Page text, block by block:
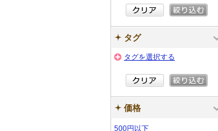
タグ
タグを選択する
価格
500円以下